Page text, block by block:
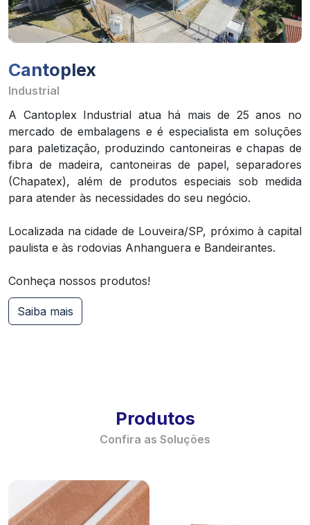
Cantoplex
Industrial
A Cantoplex Industrial atua há mais de 25 anos no
mercado de embalagens e é especialista em soluções
para paletização, produzindo cantoneiras e chapas de
fibra de madeira, cantoneiras de papel, separadores
(Chapatex), além de produtos especiais sob medida
para atender às necessidades do seu negócio.
Localizada na cidade de Louveira/SP, próximo à capital
paulista e às rodovias Anhanguera e Bandeirantes.
Conheça nossos produtos!
Saiba mais
Produtos
Confira as Soluções